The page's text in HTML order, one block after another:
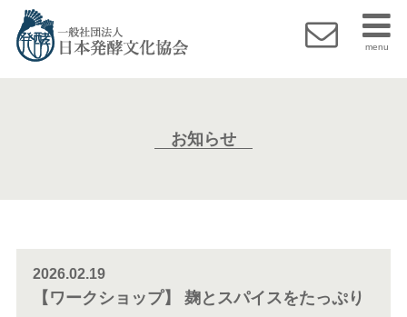
menu
お知らせ
2026.02.19
【ワークショップ】 麹とスパイスをたっぷり